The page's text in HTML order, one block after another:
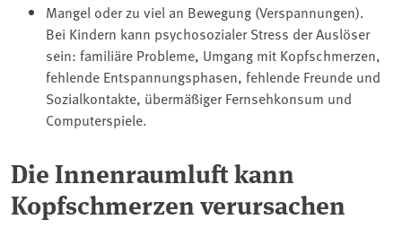
Mangel oder zu viel an Bewegung (Verspannungen).
Bei Kindern kann psychosozialer Stress der Auslöser
sein: familiäre Probleme, Umgang mit Kopfschmerzen,
fehlende Entspannungsphasen, fehlende Freunde und
Sozialkontakte, übermäßiger Fernsehkonsum und
Computerspiele.
Die Innenraumluft kann
Kopfschmerzen verursachen